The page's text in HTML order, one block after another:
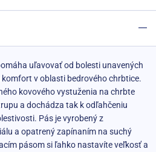
uľavovať od bolesti unavených
v oblasti bedrového chrbtice.
kovového vystuženia na chrbte
a dochádza tak k odľahčeniu
Pás je vyrobený z
a opatrený zapínaním na suchý
pásom si ľahko nastavíte veľkosť a